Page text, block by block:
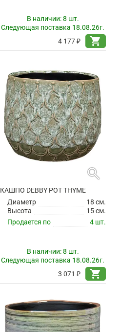
В наличии:8 шт.
Следующая поставка 18.08.26г.
4 177 ₽
shopping_cart
search
КАШПО DEBBY POT THYME
Диаметр
18 см.
Высота
15 см.
Продается по
4 шт.
В наличии:8 шт.
Следующая поставка 18.08.26г.
3 071 ₽
shopping_cart